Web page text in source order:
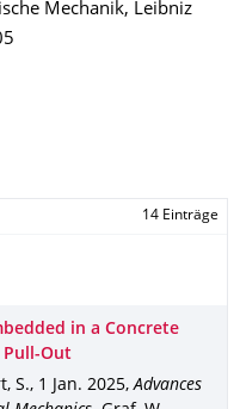
Mechanik, Leibniz
14 Einträge
in a Concrete
Pull-Out
S., 1 Jan. 2025,Advances